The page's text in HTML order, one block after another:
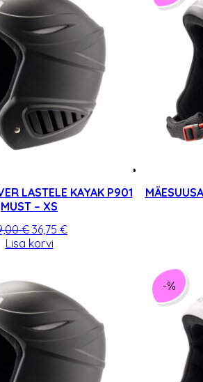
Valikuid
saab
tootelehel.
LASTELE KAYAK P901
MUST – XS
€ Algne
hind
36,75 €Praegune
Lisa korvi
-%